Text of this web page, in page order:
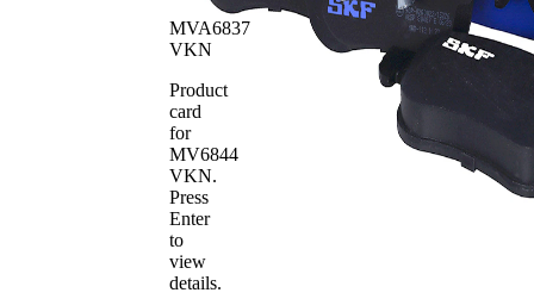
MVA6837
VKN
Product
card
for
MV6844
VKN.
Press
Enter
to
view
details.